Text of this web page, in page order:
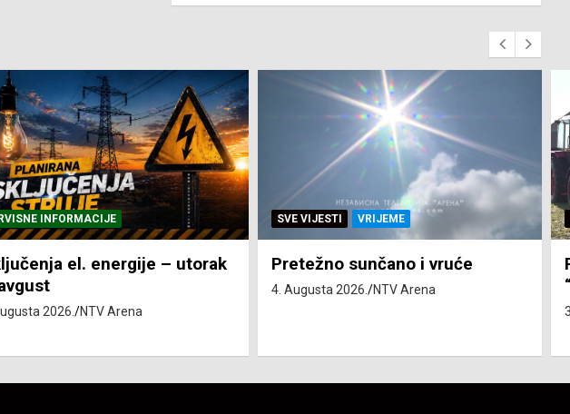
VIJESTI VRIJEME
sunčano i vruće
2026.
SVE VIJESTI ZEMLJA
Pravo na subvenciju za traktor
“Belarus” ostvarila 84 korisnika